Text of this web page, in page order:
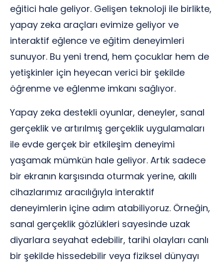
eğitici hale geliyor. Gelişen teknoloji ile birlikte,
yapay zeka araçları evimize geliyor ve
interaktif eğlence ve eğitim deneyimleri
sunuyor. Bu yeni trend, hem çocuklar hem de
yetişkinler için heyecan verici bir şekilde
öğrenme ve eğlenme imkanı sağlıyor.
Yapay zeka destekli oyunlar, deneyler, sanal
gerçeklik ve artırılmış gerçeklik uygulamaları
ile evde gerçek bir etkileşim deneyimi
yaşamak mümkün hale geliyor. Artık sadece
bir ekranın karşısında oturmak yerine, akıllı
cihazlarımız aracılığıyla interaktif
deneyimlerin içine adım atabiliyoruz. Örneğin,
sanal gerçeklik gözlükleri sayesinde uzak
diyarlara seyahat edebilir, tarihi olayları canlı
bir şekilde hissedebilir veya fiziksel dünyayı